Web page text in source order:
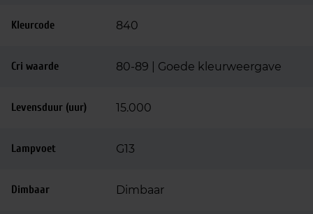
Kleurcode 840
Cri waarde 80-89 | Goede kleurweergave
Levensduur (uur) 15.000
Lampvoet G13
Dimbaar Dimbaar